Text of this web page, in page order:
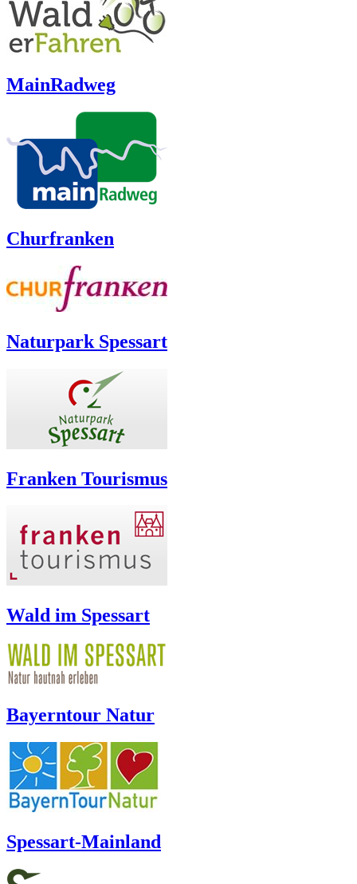
MainRadweg
Churfranken
Naturpark Spessart
Franken Tourismus
Wald im Spessart
Bayerntour Natur
Spessart-Mainland